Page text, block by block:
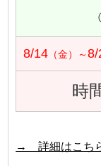
8/14 （金）～8/
時
→ 詳細はこち